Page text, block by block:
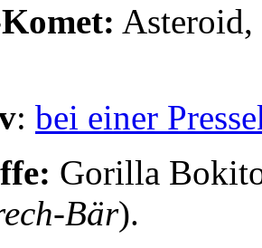
Asteroid,
: bei einer
Gorilla
Bär).